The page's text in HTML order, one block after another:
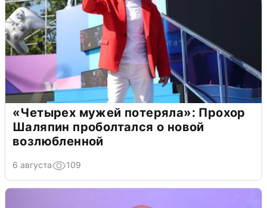
«Четырех мужей потеряла»: Прохор
Шаляпин проболтался о новой
возлюбленной
6 августа 109